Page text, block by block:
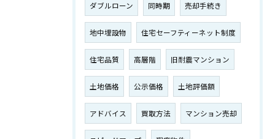
ダブルローン 同時期 売却手続き
地中埋設物 住宅セーフティーネット制度
住宅品質 高層階 旧耐震マンション
土地価格 公示価格 土地評価額
アドバイス 買取方法 マンション売却